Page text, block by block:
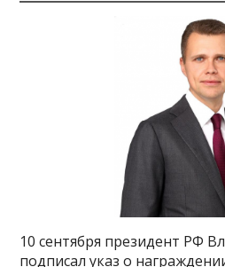
10 сентября президент РФ
подписал указ о